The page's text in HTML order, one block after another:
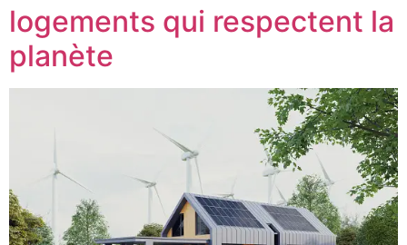
logements qui respectent la
planète